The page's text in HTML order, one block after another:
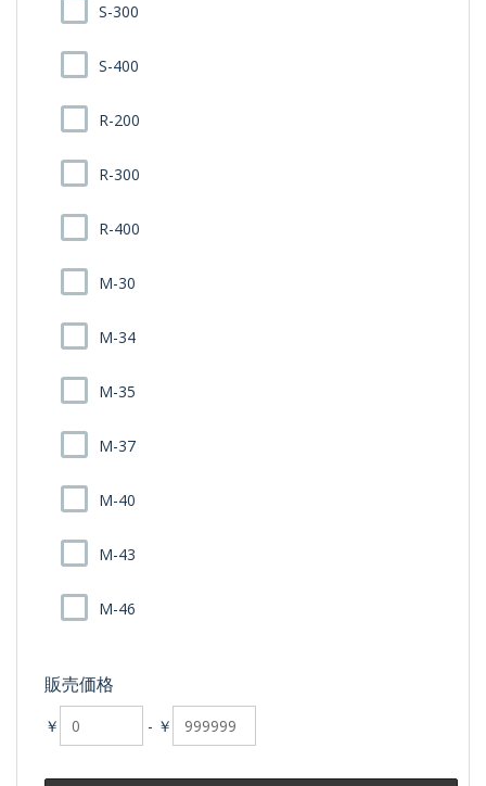
S-300
S-400
R-200
R-300
R-400
M-30
M-34
M-35
M-37
M-40
M-43
M-46
販売価格
￥ - ￥